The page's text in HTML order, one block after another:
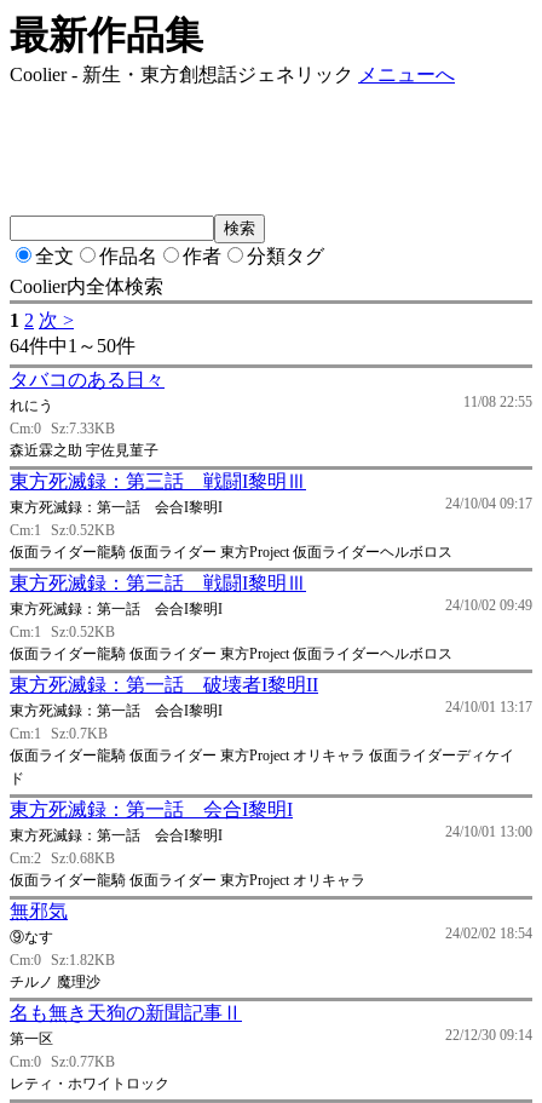
最新作品集
Coolier - 新生・東方創想話ジェネリック メニューへ
全文 作品名 作者
分類タグ
Coolier内全体検索
1 2 次 >
64件中1～50件
タバコのある日々
11/08 22:55
れにう
Cm:0 Sz:7.33KB
森近霖之助 宇佐見菫子
東方死滅録：第三話 戦闘I黎明Ⅲ
24/10/04 09:17
東方死滅録：第一話 会合I黎明I
Cm:1
Sz:0.52KB
仮面ライダー龍騎 仮面ライダー 東方Project 仮面ライダーヘルボロス
東方死滅録：第三話 戦闘I黎明Ⅲ
24/10/02 09:49
東方死滅録：第一話 会合I黎明I
Cm:1
Sz:0.52KB
仮面ライダー龍騎 仮面ライダー 東方Project 仮面ライダーヘルボロス
東方死滅録：第一話 破壊者I黎明II
24/10/01 13:17
東方死滅録：第一話 会合I黎明I
Cm:1
Sz:0.7KB
仮面ライダー龍騎 仮面ライダー 東方Project オリキャラ 仮面ライダーディケイ
ド
東方死滅録：第一話 会合I黎明I
24/10/01 13:00
東方死滅録：第一話 会合I黎明I
Cm:2 Sz:0.68KB
仮面ライダー龍騎 仮面ライダー 東方Project オリキャラ
無邪気
24/02/02 18:54
⑨なす
Cm:0 Sz:1.82KB
チルノ 魔理沙
名も無き天狗の新聞記事Ⅱ
22/12/30 09:14
第一区
Cm:0 Sz:0.77KB
レティ・ホワイトロック